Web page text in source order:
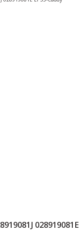
028919081E